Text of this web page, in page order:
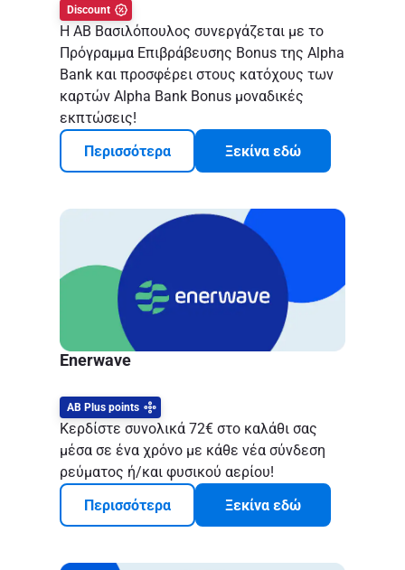
Discount
Η ΑΒ Βασιλόπουλος συνεργάζεται με το
Πρόγραμμα Επιβράβευσης Bonus της Alpha
Bank και προσφέρει στους κατόχους των
καρτών Alpha Bank Bonus μοναδικές
εκπτώσεις!
Περισσότερα
Ξεκίνα εδώ
Enerwave
AB Plus points
Κερδίστε συνολικά 72€ στο καλάθι σας
μέσα σε ένα χρόνο με κάθε νέα σύνδεση
ρεύματος ή/και φυσικού αερίου!
Περισσότερα
Ξεκίνα εδώ